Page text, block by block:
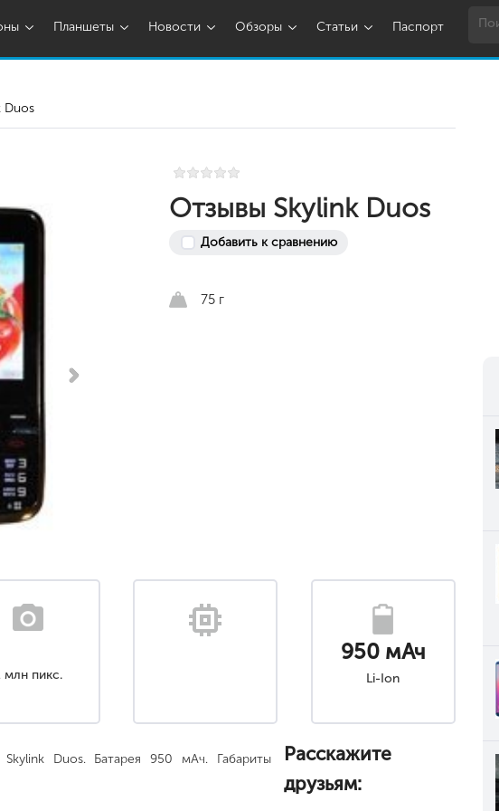
Планшеты Новости Обзоры Статьи Паспорт
Duos
Отзывы Skylink Duos
Добавить к сравнению
75 г
млн пикс.
950 мАч
Li-Ion
Duos. Батарея 950 мАч. Габариты
Расскажите
друзьям: